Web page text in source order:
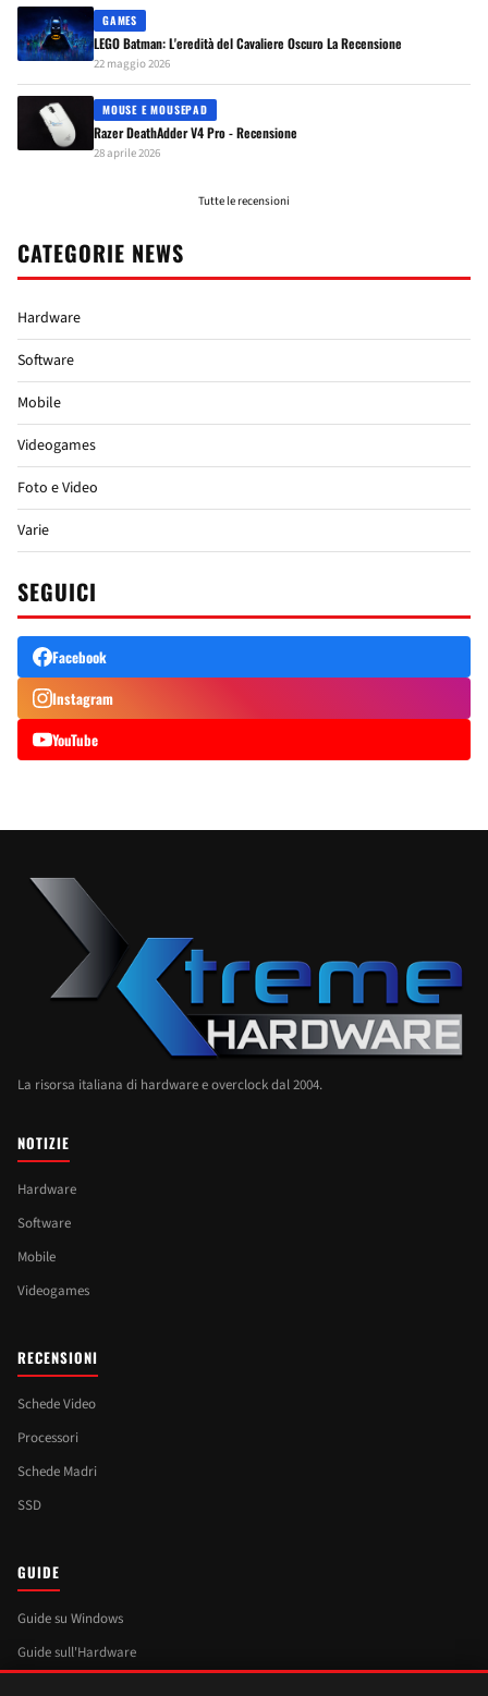
GAMES
LEGO Batman: L'eredità del Cavaliere Oscuro La Recensione
22 maggio 2026
MOUSE E MOUSEPAD
Razer DeathAdder V4 Pro - Recensione
28 aprile 2026
Tutte le recensioni
CATEGORIE NEWS
Hardware
Software
Mobile
Videogames
Foto e Video
Varie
SEGUICI
Facebook
Instagram
YouTube
La risorsa italiana di hardware e overclock dal 2004.
NOTIZIE
Hardware
Software
Mobile
Videogames
RECENSIONI
Schede Video
Processori
Schede Madri
SSD
GUIDE
Guide su Windows
Guide sull'Hardware